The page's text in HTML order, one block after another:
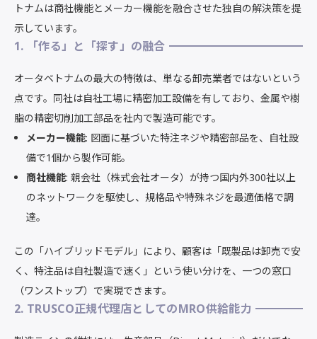
トナムは商社機能とメーカー機能を融合させた独自の解決策を提
示しています。
1. 「作る」と「探す」の融合
オータベトナムの最大の特徴は、単なる卸売業者ではないという
点です。同社は自社工場に精密加工設備を有しており、金属や樹
脂の精密切削加工部品を社内で製造可能です。
メーカー機能: 図面に基づいた特注ネジや精密部品を、自社設
備で1個から製作可能。
商社機能: 親会社（株式会社オータ）が持つ国内外300社以上
のネットワークを駆使し、規格品や特殊ネジを最適価格で調
達。
この「ハイブリッドモデル」により、顧客は「既製品は卸売で安
く、特注品は自社製造で速く」という使い分けを、一つの窓口
（ワンストップ）で実現できます。
2. TRUSCO正規代理店としてのMRO供給能力